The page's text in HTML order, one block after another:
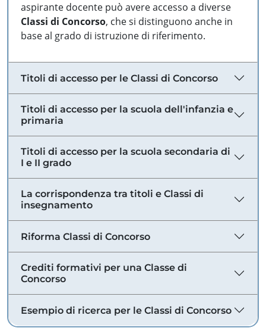
aspirante docente può avere accesso a diverse
Classi di Concorso, che si distinguono anche in
base al grado di istruzione di riferimento.
Titoli di accesso per le Classi di Concorso
Titoli di accesso per la scuola dell'infanzia e
primaria
Titoli di accesso per la scuola secondaria di
I e II grado
La corrispondenza tra titoli e Classi di
insegnamento
Riforma Classi di Concorso
Crediti formativi per una Classe di
Concorso
Esempio di ricerca per le Classi di Concorso